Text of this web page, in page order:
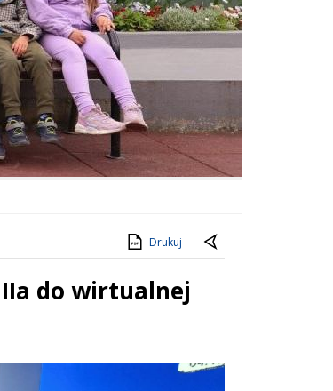
Drukuj
do wirtualnej